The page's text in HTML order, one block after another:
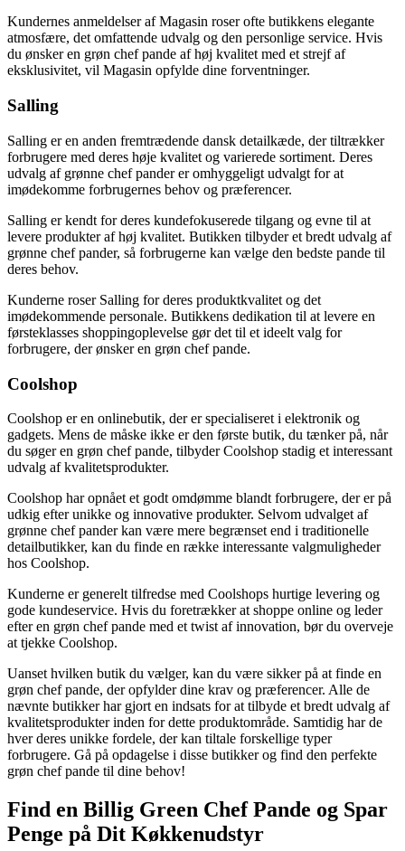
Kundernes anmeldelser af Magasin roser ofte butikkens elegante
atmosfære, det omfattende udvalg og den personlige service. Hvis
du ønsker en grøn chef pande af høj kvalitet med et strejf af
eksklusivitet, vil Magasin opfylde dine forventninger.
Salling
Salling er en anden fremtrædende dansk detailkæde, der tiltrækker
forbrugere med deres høje kvalitet og varierede sortiment. Deres
udvalg af grønne chef pander er omhyggeligt udvalgt for at
imødekomme forbrugernes behov og præferencer.
Salling er kendt for deres kundefokuserede tilgang og evne til at
levere produkter af høj kvalitet. Butikken tilbyder et bredt udvalg af
grønne chef pander, så forbrugerne kan vælge den bedste pande til
deres behov.
Kunderne roser Salling for deres produktkvalitet og det
imødekommende personale. Butikkens dedikation til at levere en
førsteklasses shoppingoplevelse gør det til et ideelt valg for
forbrugere, der ønsker en grøn chef pande.
Coolshop
Coolshop er en onlinebutik, der er specialiseret i elektronik og
gadgets. Mens de måske ikke er den første butik, du tænker på, når
du søger en grøn chef pande, tilbyder Coolshop stadig et interessant
udvalg af kvalitetsprodukter.
Coolshop har opnået et godt omdømme blandt forbrugere, der er på
udkig efter unikke og innovative produkter. Selvom udvalget af
grønne chef pander kan være mere begrænset end i traditionelle
detailbutikker, kan du finde en række interessante valgmuligheder
hos Coolshop.
Kunderne er generelt tilfredse med Coolshops hurtige levering og
gode kundeservice. Hvis du foretrækker at shoppe online og leder
efter en grøn chef pande med et twist af innovation, bør du overveje
at tjekke Coolshop.
Uanset hvilken butik du vælger, kan du være sikker på at finde en
grøn chef pande, der opfylder dine krav og præferencer. Alle de
nævnte butikker har gjort en indsats for at tilbyde et bredt udvalg af
kvalitetsprodukter inden for dette produktområde. Samtidig har de
hver deres unikke fordele, der kan tiltale forskellige typer
forbrugere. Gå på opdagelse i disse butikker og find den perfekte
grøn chef pande til dine behov!
Find en Billig Green Chef Pande og Spar
Penge på Dit Køkkenudstyr